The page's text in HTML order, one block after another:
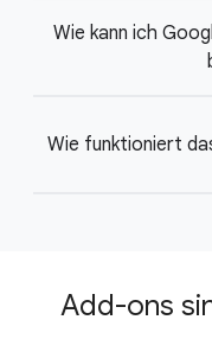
Wie kann ich
Wie funktioniert
Add-ons